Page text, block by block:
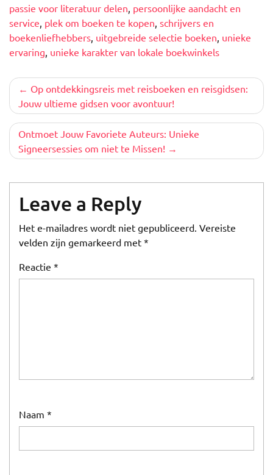
passie voor literatuur delen, persoonlijke aandacht en
service, plek om boeken te kopen, schrijvers en
boekenliefhebbers, uitgebreide selectie boeken, unieke
ervaring, unieke karakter van lokale boekwinkels
Berichtnavigatie
Op ontdekkingsreis met reisboeken en reisgidsen:
Jouw ultieme gidsen voor avontuur!
Ontmoet Jouw Favoriete Auteurs: Unieke
Signeersessies om niet te Missen!
Leave a Reply
Het e-mailadres wordt niet gepubliceerd. Vereiste
velden zijn gemarkeerd met *
Reactie *
Naam *